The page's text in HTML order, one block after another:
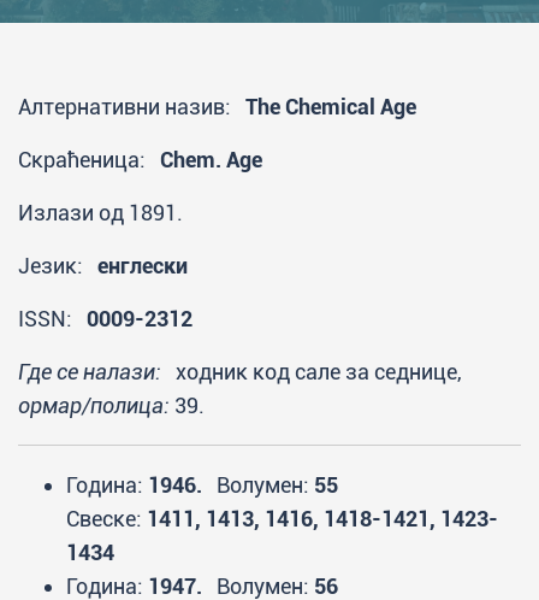
Алтернативни назив: The Chemical Age
Скраћеница: Chem. Age
Излази од 1891.
Језик: енглески
ISSN: 0009-2312
Где се налази: ходник код сале за седнице,
ормар/полица: 39.
Година: 1946. Волумен: 55
Свеске: 1411, 1413, 1416, 1418-1421, 1423-
1434
Година: 1947. Волумен: 56